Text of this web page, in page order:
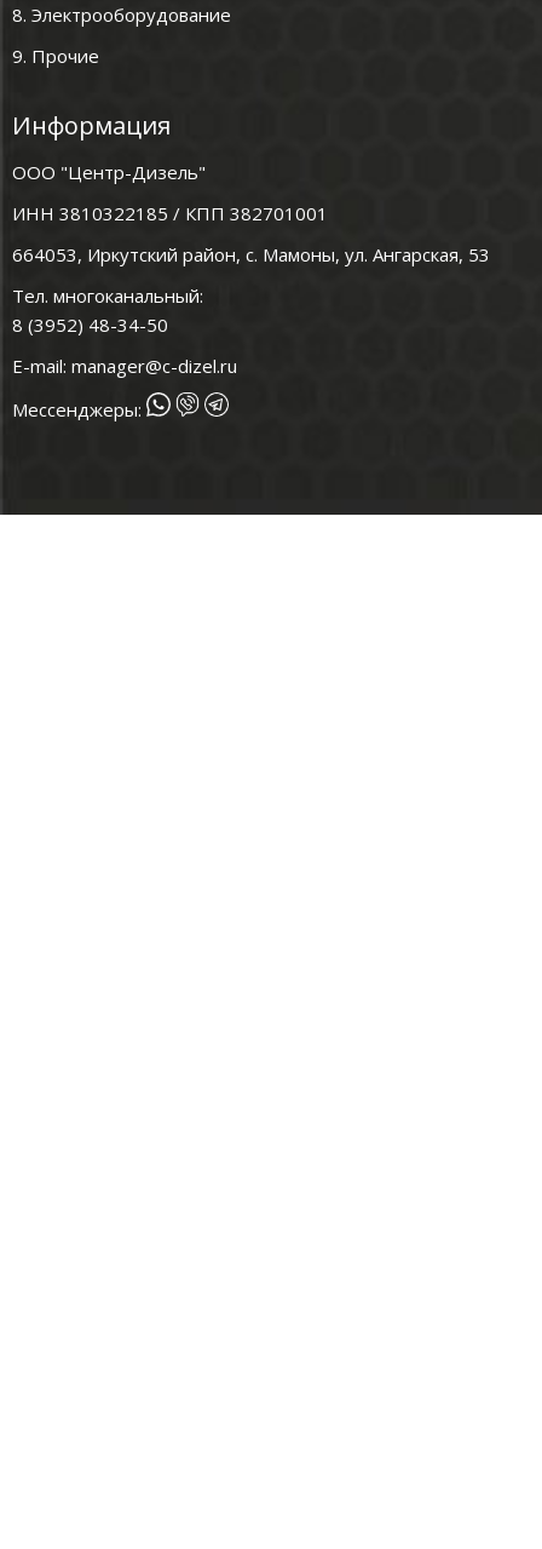
8. Электрооборудование
9. Прочие
Информация
ООО "Центр-Дизель"
ИНН 3810322185 / КПП 382701001
664053, Иркутский район, с. Мамоны, ул. Ангарская, 53
Тел. многоканальный:
8 (3952) 48-34-50
E-mail: manager@c-dizel.ru
Мессенджеры: